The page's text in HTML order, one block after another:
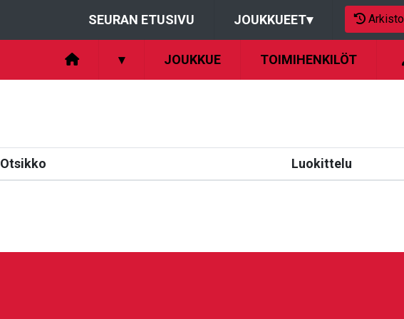
SEURAN ETUSIVU JOUKKUEET▾ Arkisto
▾ JOUKKUE TOIMIHENKILÖT
Otsikko Luokittelu